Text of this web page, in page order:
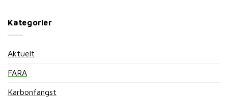
Kategorier
Aktuelt
FARA
Karbonfangst